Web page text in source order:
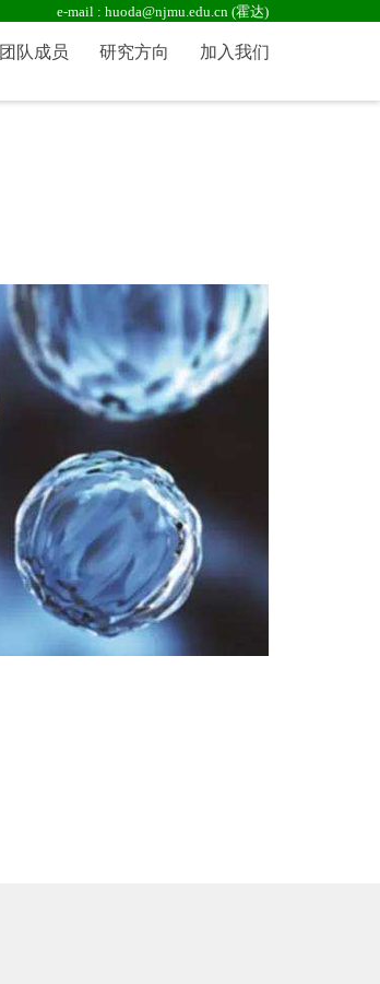
e-mail : huoda@njmu.edu.cn (霍达)
团队成员 研究方向 加入我们